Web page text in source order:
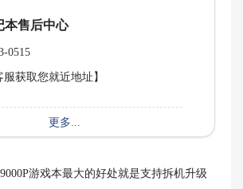
本售后中心
0515
服获取您就近地址】
更多...
游戏本最大的好处就是支持拆机升级